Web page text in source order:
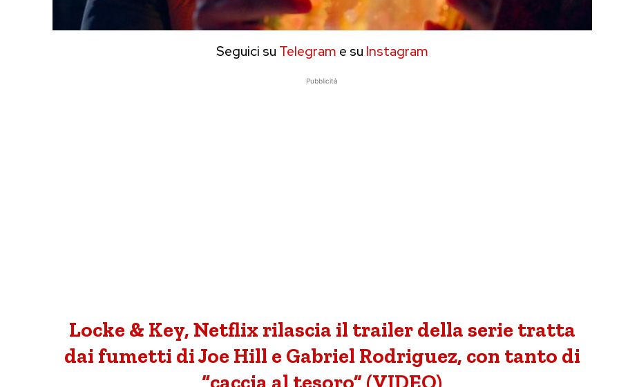
Seguici su Telegram e su Instagram
Pubblicità
Locke & Key, Netflix rilascia il trailer della serie tratta
dai fumetti di Joe Hill e Gabriel Rodriguez, con tanto di
“caccia al tesoro” (VIDEO)